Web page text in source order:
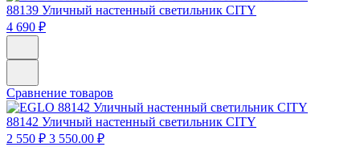
88139 Уличный настенный светильник CITY
4 690 ₽
Сравнение товаров
88142 Уличный настенный светильник CITY
2 550 ₽ 3 550.00 ₽